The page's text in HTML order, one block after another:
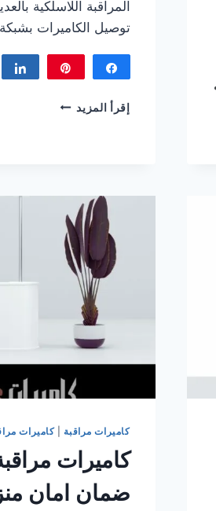
المراقبة اللاسلكية
توصيل الكاميرات
Share
إقرأ المزيد كاميرات
اتصل
65118448
كاميرات مراقبة |كاميرات
كاميرات
ضمان امان